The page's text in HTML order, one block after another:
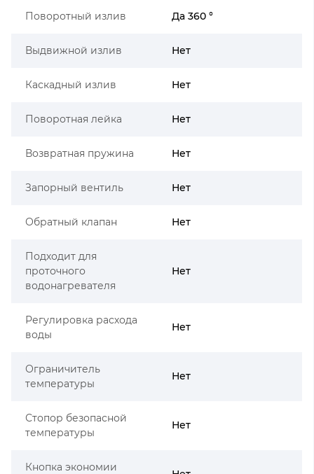
Поворотный излив Да 360 °
Выдвижной излив Нет
Каскадный излив Нет
Поворотная лейка Нет
Возвратная пружина Нет
Запорный вентиль Нет
Обратный клапан Нет
Подходит для
проточного
водонагревателя
Нет
Регулировка расхода
воды
Нет
Ограничитель
температуры
Нет
Стопор безопасной
температуры
Нет
Кнопка экономии